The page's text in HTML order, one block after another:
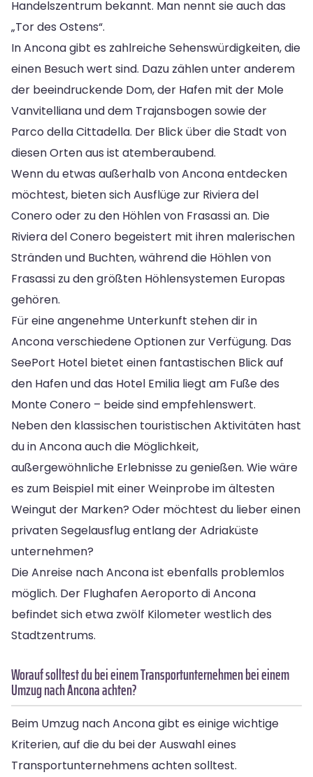
Handelszentrum bekannt. Man nennt sie auch das
„Tor des Ostens“.
In Ancona gibt es zahlreiche Sehenswürdigkeiten, die
einen Besuch wert sind. Dazu zählen unter anderem
der beeindruckende Dom, der Hafen mit der Mole
Vanvitelliana und dem Trajansbogen sowie der
Parco della Cittadella. Der Blick über die Stadt von
diesen Orten aus ist atemberaubend.
Wenn du etwas außerhalb von Ancona entdecken
möchtest, bieten sich Ausflüge zur Riviera del
Conero oder zu den Höhlen von Frasassi an. Die
Riviera del Conero begeistert mit ihren malerischen
Stränden und Buchten, während die Höhlen von
Frasassi zu den größten Höhlensystemen Europas
gehören.
Für eine angenehme Unterkunft stehen dir in
Ancona verschiedene Optionen zur Verfügung. Das
SeePort Hotel bietet einen fantastischen Blick auf
den Hafen und das Hotel Emilia liegt am Fuße des
Monte Conero – beide sind empfehlenswert.
Neben den klassischen touristischen Aktivitäten hast
du in Ancona auch die Möglichkeit,
außergewöhnliche Erlebnisse zu genießen. Wie wäre
es zum Beispiel mit einer Weinprobe im ältesten
Weingut der Marken? Oder möchtest du lieber einen
privaten Segelausflug entlang der Adriaküste
unternehmen?
Die Anreise nach Ancona ist ebenfalls problemlos
möglich. Der Flughafen Aeroporto di Ancona
befindet sich etwa zwölf Kilometer westlich des
Stadtzentrums.
Worauf solltest du bei einem Transportunternehmen bei einem
Umzug nach Ancona achten?
Beim Umzug nach Ancona gibt es einige wichtige
Kriterien, auf die du bei der Auswahl eines
Transportunternehmens achten solltest.